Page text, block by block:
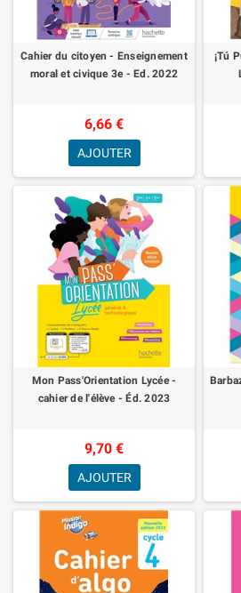
Cahier du citoyen - Enseignement
moral et civique 3e - Ed. 2022
6,66 €
AJOUTER
¡Tú
Mon Pass'Orientation Lycée -
cahier de l'élève - Éd. 2023
9,70 €
AJOUTER